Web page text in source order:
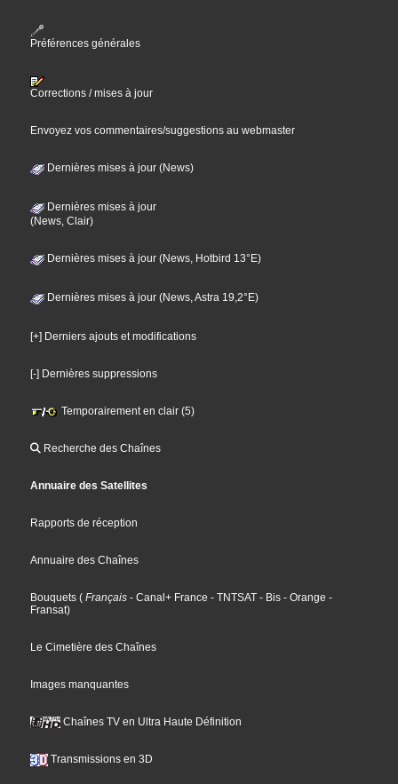
Préférences générales
Corrections / mises à jour
Envoyez vos commentaires/suggestions au webmaster
Dernières mises à jour (News)
Dernières mises à jour
(News, Clair)
Dernières mises à jour (News, Hotbird 13°E)
Dernières mises à jour (News, Astra 19,2°E)
[+] Derniers ajouts et modifications
[-] Dernières suppressions
Temporairement en clair (5)
Recherche des Chaînes
Annuaire des Satellites
Rapports de réception
Annuaire des Chaînes
Bouquets ( Français - Canal+ France - TNTSAT - Bis - Orange -
Fransat)
Le Cimetière des Chaînes
Images manquantes
Chaînes TV en Ultra Haute Définition
Transmissions en 3D